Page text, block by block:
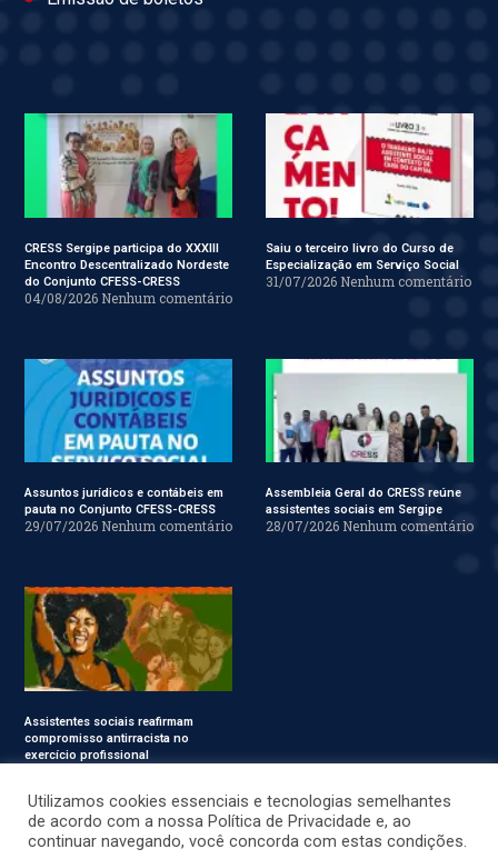
CRESS Sergipe participa do XXXIII
Encontro Descentralizado Nordeste
do Conjunto CFESS-CRESS
04/08/2026 Nenhum comentário
Saiu o terceiro livro do Curso de
Especialização em Serviço Social
31/07/2026 Nenhum comentário
Assuntos jurídicos e contábeis em
pauta no Conjunto CFESS-CRESS
29/07/2026 Nenhum comentário
Assembleia Geral do CRESS reúne
assistentes sociais em Sergipe
28/07/2026 Nenhum comentário
Assistentes sociais reafirmam
compromisso antirracista no
exercício profissional
Utilizamos cookies essenciais e tecnologias semelhantes
de acordo com a nossa Política de Privacidade e, ao
continuar navegando, você concorda com estas condições.